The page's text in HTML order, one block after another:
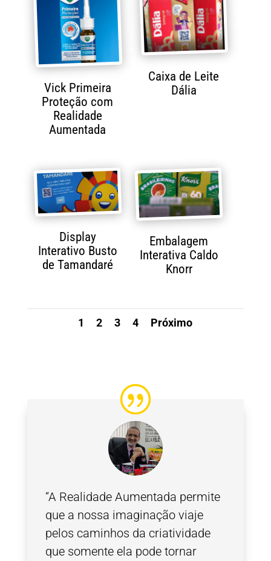
Vick Primeira
Proteção com
Realidade
Aumentada
Caixa de Leite
Dália
Display
Interativo Busto
de Tamandaré
Embalagem
Interativa Caldo
Knorr
1 2 3 4 Próximo
“A Realidade Aumentada permite
que a nossa imaginação viaje
pelos caminhos da criatividade
que somente ela pode tornar